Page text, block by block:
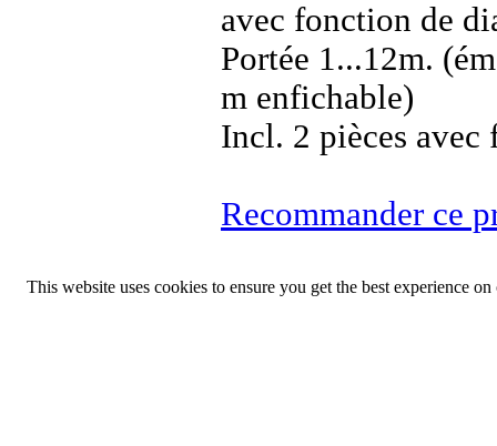
avec fonction de
Portée 1...12m.
m enfichable)
Incl. 2 pièces avec
Recommander ce
This website uses cookies to ensure you get the best experience